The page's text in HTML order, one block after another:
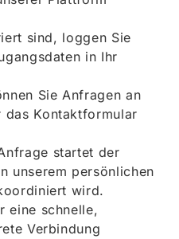
sind, loggen Sie
in Ihr
Sie Anfragen an
das Kontaktformular
startet der
unserem persönlichen
wird.
eine schnelle,
Verbindung